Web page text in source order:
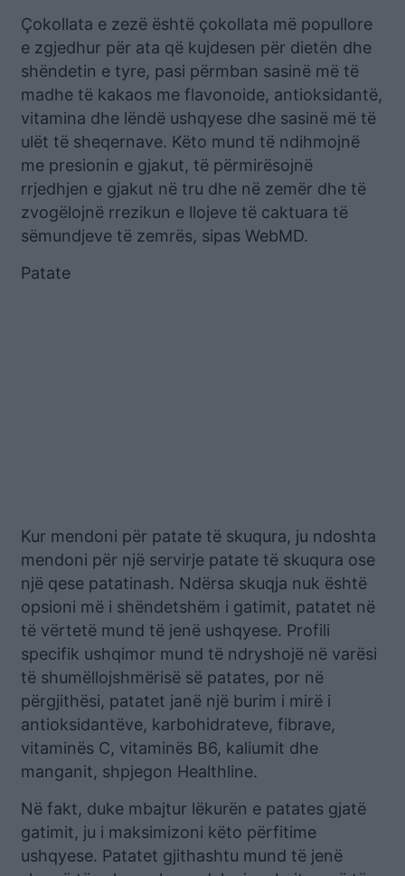
Çokollata e zezë është çokollata më popullore
e zgjedhur për ata që kujdesen për dietën dhe
shëndetin e tyre, pasi përmban sasinë më të
madhe të kakaos me flavonoide, antioksidantë,
vitamina dhe lëndë ushqyese dhe sasinë më të
ulët të sheqernave. Këto mund të ndihmojnë
me presionin e gjakut, të përmirësojnë
rrjedhjen e gjakut në tru dhe në zemër dhe të
zvogëlojnë rrezikun e llojeve të caktuara të
sëmundjeve të zemrës, sipas WebMD.
Patate
Kur mendoni për patate të skuqura, ju ndoshta
mendoni për një servirje patate të skuqura ose
një qese patatinash. Ndërsa skuqja nuk është
opsioni më i shëndetshëm i gatimit, patatet në
të vërtetë mund të jenë ushqyese. Profili
specifik ushqimor mund të ndryshojë në varësi
të shumëllojshmërisë së patates, por në
përgjithësi, patatet janë një burim i mirë i
antioksidantëve, karbohidrateve, fibrave,
vitaminës C, vitaminës B6, kaliumit dhe
manganit, shpjegon Healthline.
Në fakt, duke mbajtur lëkurën e patates gjatë
gatimit, ju i maksimizoni këto përfitime
ushqyese. Patatet gjithashtu mund të jenë